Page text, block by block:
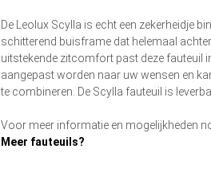
De Leolux Scylla is echt een zekerheidje
schitterend buisframe dat helemaal
uitstekende zitcomfort past deze fauteuil
aangepast worden naar uw wensen en
te combineren. De Scylla fauteuil is
Voor meer informatie en mogelijkheden
Meer fauteuils?